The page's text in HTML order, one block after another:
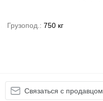
Грузопод.
750 кг
Связаться с продавцом